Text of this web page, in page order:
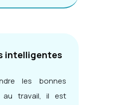
intelligentes
les bonnes
au travail, il est